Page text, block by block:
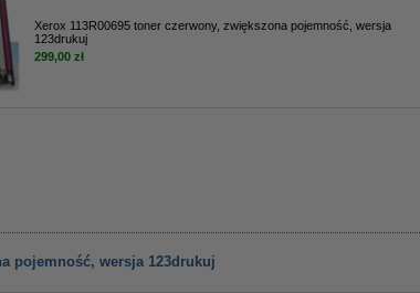
Xerox 113R00695 toner czerwony, zwiększona pojemność, wersja
123drukuj
299,00 zł
pojemność, wersja 123drukuj